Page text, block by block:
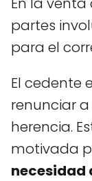
partes
para el
El cedente
renunciar
herencia.
motivada
necesidad